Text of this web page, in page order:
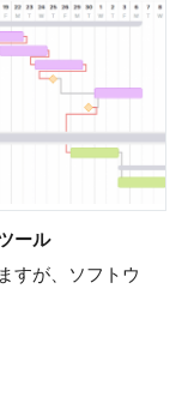
ール
すが、ソフトウ